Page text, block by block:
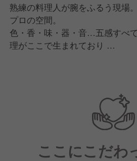
熟練の料理人が腕をふるう現場
プロの空間。
色・香・味・器・音…五感すべ
理がここで生まれており
たの手で作り上げませんか。
ここにこだわ